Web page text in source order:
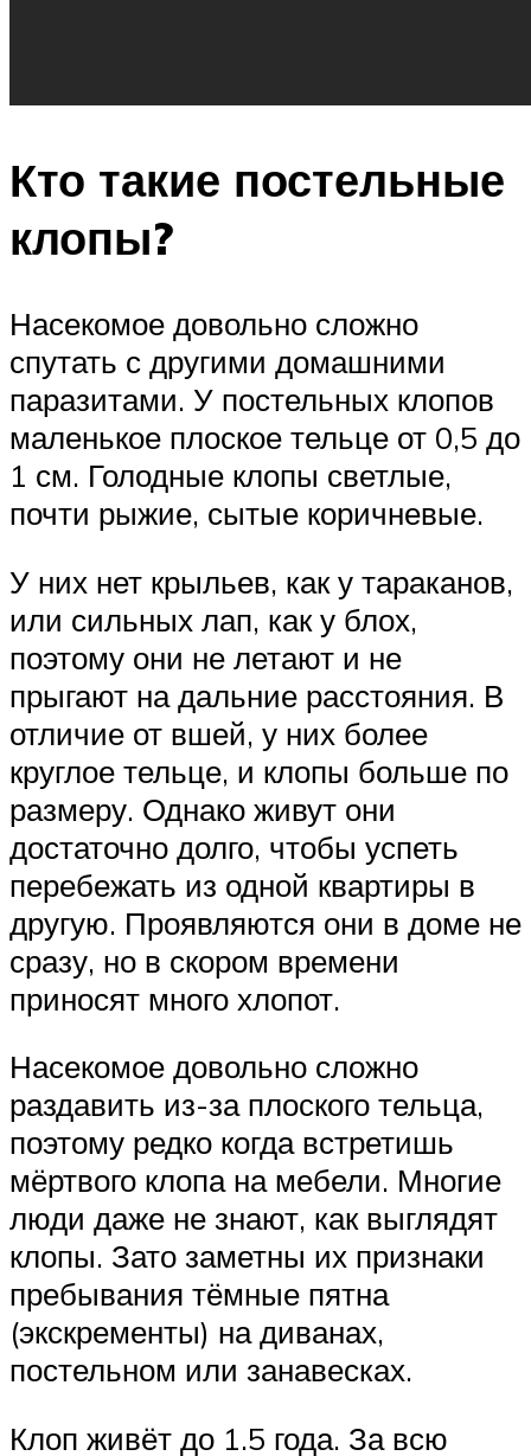
Кто такие постельные
клопы?
Насекомое довольно сложно
спутать с другими домашними
паразитами. У постельных клопов
маленькое плоское тельце от 0,5 до
1 см. Голодные клопы светлые,
почти рыжие, сытые коричневые.
У них нет крыльев, как у тараканов,
или сильных лап, как у блох,
поэтому они не летают и не
прыгают на дальние расстояния. В
отличие от вшей, у них более
круглое тельце, и клопы больше по
размеру. Однако живут они
достаточно долго, чтобы успеть
перебежать из одной квартиры в
другую. Проявляются они в доме не
сразу, но в скором времени
приносят много хлопот.
Насекомое довольно сложно
раздавить из-за плоского тельца,
поэтому редко когда встретишь
мёртвого клопа на мебели. Многие
люди даже не знают, как выглядят
клопы. Зато заметны их признаки
пребывания тёмные пятна
(экскременты) на диванах,
постельном или занавесках.
Клоп живёт до 1.5 года. За всю